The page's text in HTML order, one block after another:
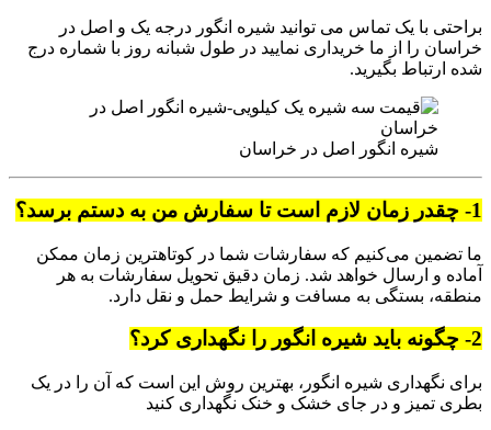
براحتی با یک تماس می توانید شیره انگور درجه یک و اصل در
خراسان را از ما خریداری نمایید در طول شبانه روز با شماره درج
شده ارتباط بگیرید.
شیره انگور اصل در خراسان
1- چقدر زمان لازم است تا سفارش من به دستم برسد؟
ما تضمین می‌کنیم که سفارشات شما در کوتاهترین زمان ممکن
آماده و ارسال خواهد شد. زمان دقیق تحویل سفارشات به هر
منطقه، بستگی به مسافت و شرایط حمل و نقل دارد.
2- چگونه باید شیره انگور را نگهداری کرد؟
برای نگهداری شیره انگور، بهترین روش این است که آن را در یک
بطری تمیز و در جای خشک و خنک نگهداری کنید